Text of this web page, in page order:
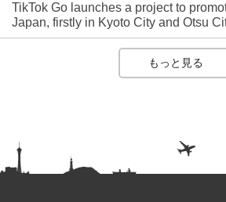
TikTok Go launches a project to
Japan, firstly in Kyoto City and Otsu
もっと見る